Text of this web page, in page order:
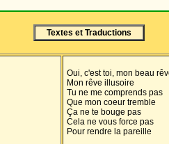
Textes et Traductions
Oui, c'est toi, mon beau
Mon rêve illusoire
Tu ne me comprends pas
Que mon coeur tremble
Ça ne te bouge pas
Cela ne vous force pas
Pour rendre la pareille